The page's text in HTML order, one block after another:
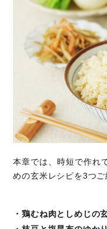
本章では、時短で作れ
めの玄米レシピを3つご
・鶏むね肉としめじの